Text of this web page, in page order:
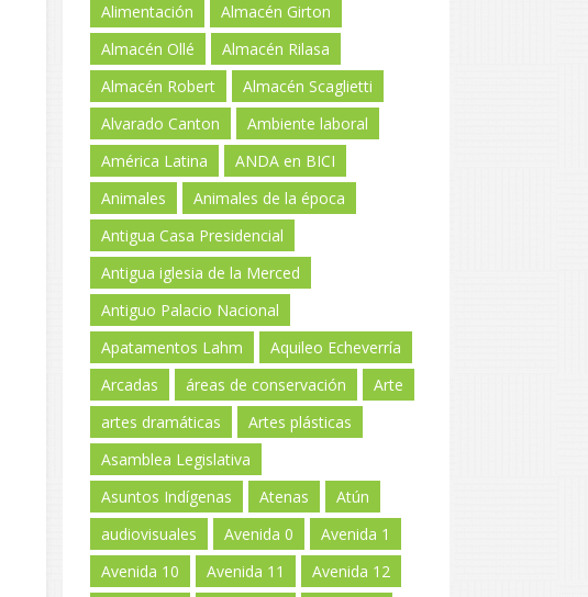
Alimentación
Almacén Girton
Almacén Ollé
Almacén Rilasa
Almacén Robert
Almacén Scaglietti
Alvarado Canton
Ambiente laboral
América Latina
ANDA en BICI
Animales
Animales de la época
Antigua Casa Presidencial
Antigua iglesia de la Merced
Antiguo Palacio Nacional
Apatamentos Lahm
Aquileo Echeverría
Arcadas
áreas de conservación
Arte
artes dramáticas
Artes plásticas
Asamblea Legislativa
Asuntos Indígenas
Atenas
Atún
audiovisuales
Avenida 0
Avenida 1
Avenida 10
Avenida 11
Avenida 12